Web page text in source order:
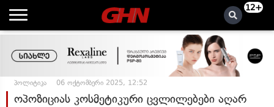
12+
პოლიტიკა 06 ოქტომბერი 2025, 12:52
ოპოზიციას კოსმეტიკური ცვლილებები აღარ